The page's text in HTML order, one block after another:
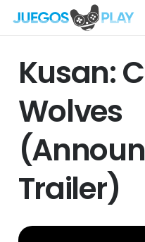
Kusan:
Wolves
Trailer)